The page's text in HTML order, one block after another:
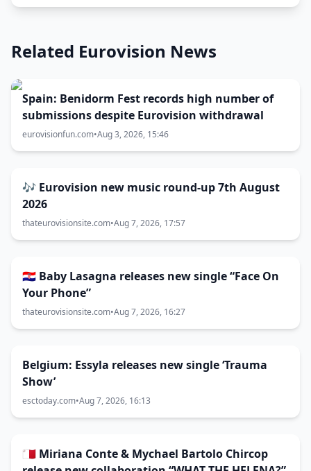
Related Eurovision News
Spain: Benidorm Fest records high number of
submissions despite Eurovision withdrawal
eurovisionfun.com•Aug 3, 2026, 15:46
🎶 Eurovision new music round-up 7th August
2026
thateurovisionsite.com•Aug 7, 2026, 17:57
🇭🇷 Baby Lasagna releases new single “Face On
Your Phone”
thateurovisionsite.com•Aug 7, 2026, 16:27
Belgium: Essyla releases new single ‘Trauma
Show’
esctoday.com•Aug 7, 2026, 16:13
🇲🇹 Miriana Conte & Mychael Bartolo Chircop